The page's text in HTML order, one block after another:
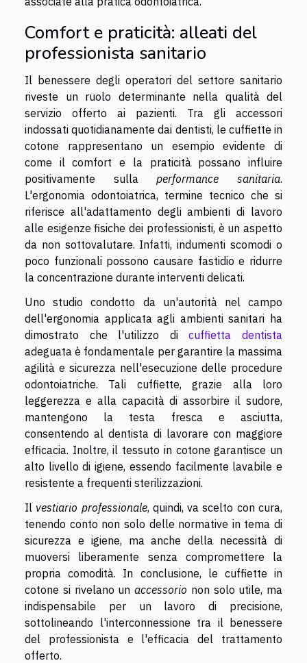
Comfort e praticità: alleati del
professionista sanitario
Il benessere degli operatori del settore sanitario
riveste un ruolo determinante nella qualità del
servizio offerto ai pazienti. Tra gli accessori
indossati quotidianamente dai dentisti, le cuffiette in
cotone rappresentano un esempio evidente di
come il comfort e la praticità possano influire
positivamente sullaperformance sanitaria.
L'ergonomia odontoiatrica, termine tecnico che si
riferisce all'adattamento degli ambienti di lavoro
alle esigenze fisiche dei professionisti, è un aspetto
da non sottovalutare. Infatti, indumenti scomodi o
poco funzionali possono causare fastidio e ridurre
la concentrazione durante interventi delicati.
Uno studio condotto da un'autorità nel campo
dell'ergonomia applicata agli ambienti sanitari ha
dimostrato che l'utilizzo dicuffietta dentista
adeguata è fondamentale per garantire la massima
agilità e sicurezza nell'esecuzione delle procedure
odontoiatriche. Tali cuffiette, grazie alla loro
leggerezza e alla capacità di assorbire il sudore,
mantengono la testa fresca e asciutta,
consentendo al dentista di lavorare con maggiore
efficacia. Inoltre, il tessuto in cotone garantisce un
alto livello di igiene, essendo facilmente lavabile e
resistente a frequenti sterilizzazioni.
Il vestiario professionale, quindi, va scelto con cura,
tenendo conto non solo delle normative in tema di
sicurezza e igiene, ma anche della necessità di
muoversi liberamente senza compromettere la
propria comodità. In conclusione, le cuffiette in
cotone si rivelano un accessorio non solo utile, ma
indispensabile per un lavoro di precisione,
sottolineando l'interconnessione tra il benessere
del professionista e l'efficacia del trattamento
offerto.